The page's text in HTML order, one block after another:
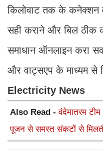
किलोवाट तक के कनेक्शन
सही कराने और बिल ठीक
समाधान ऑनलाइन करा
और वाट्सएप के माध्यम से
Electricity News
Also Read -वंदेमातरम
पूजन से समस्त संकटों से मिलती